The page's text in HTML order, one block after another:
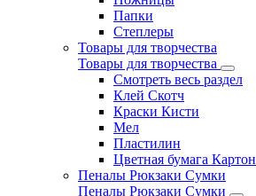
Папки
Степлеры
Товары для творчества
Товары для творчества
Смотреть весь раздел
Клей Скотч
Краски Кисти
Мел
Пластилин
Цветная бумага Картон
Пеналы Рюкзаки Сумки
Пеналы Рюкзаки Сумки